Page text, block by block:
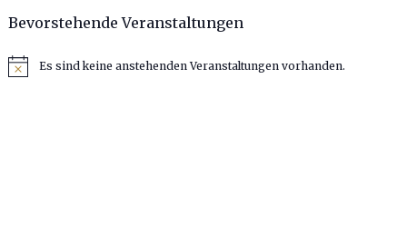
Bevorstehende Veranstaltungen
HinweisEs sind keine anstehenden Veranstaltungen vorhanden.